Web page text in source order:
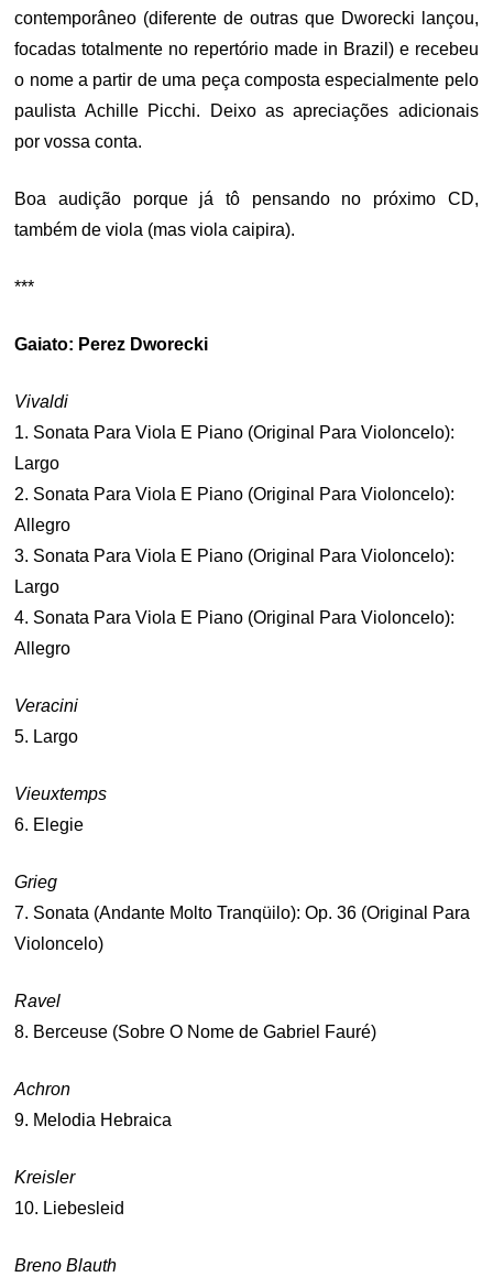
contemporâneo (diferente de outras que Dworecki lançou,
focadas totalmente no repertório made in Brazil) e recebeu
o nome a partir de uma peça composta especialmente pelo
paulista Achille Picchi. Deixo as apreciações adicionais
por vossa conta.
Boa audição porque já tô pensando no próximo CD,
também de viola (mas viola caipira).
***
Gaiato: Perez Dworecki
Vivaldi
1. Sonata Para Viola E Piano (Original Para Violoncelo):
Largo
2. Sonata Para Viola E Piano (Original Para Violoncelo):
Allegro
3. Sonata Para Viola E Piano (Original Para Violoncelo):
Largo
4. Sonata Para Viola E Piano (Original Para Violoncelo):
Allegro
Veracini
5. Largo
Vieuxtemps
6. Elegie
Grieg
7. Sonata (Andante Molto Tranqüilo): Op. 36 (Original Para
Violoncelo)
Ravel
8. Berceuse (Sobre O Nome de Gabriel Fauré)
Achron
9. Melodia Hebraica
Kreisler
10. Liebesleid
Breno Blauth